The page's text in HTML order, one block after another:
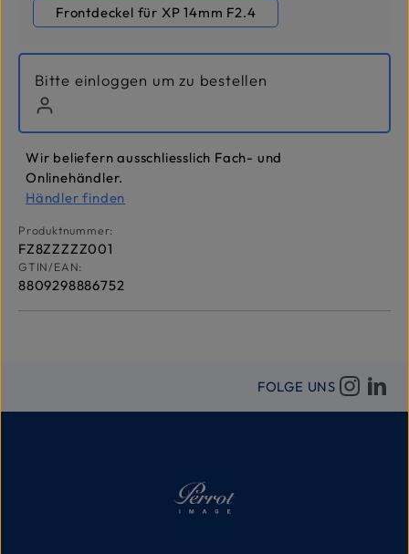
Frontdeckel für XP 14mm F2.4
Bitte einloggen um zu bestellen
Wir beliefern ausschliesslich Fach- und
Onlinehändler.
Händler finden
Produktnummer:
FZ8ZZZZZ001
GTIN/EAN:
8809298886752
FOLGE UNS